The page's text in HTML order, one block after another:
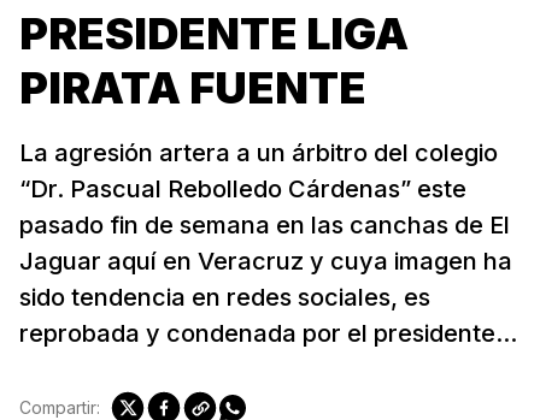
PRESIDENTE LIGA
PIRATA FUENTE
La agresión artera a un árbitro del colegio
“Dr. Pascual Rebolledo Cárdenas” este
pasado fin de semana en las canchas de El
Jaguar aquí en Veracruz y cuya imagen ha
sido tendencia en redes sociales, es
reprobada y condenada por el presidente...
Compartir: